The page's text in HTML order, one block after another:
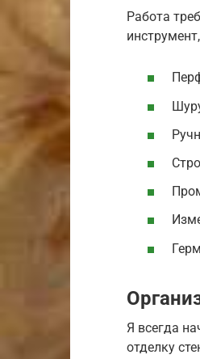
Работа
Я всегда
отделку